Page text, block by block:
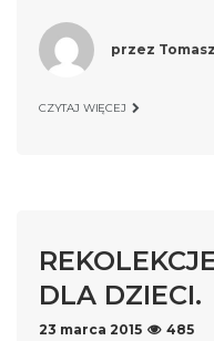
przez
CZYTAJ WIĘCEJ
DLA DZIECI.
23 marca 2015 485